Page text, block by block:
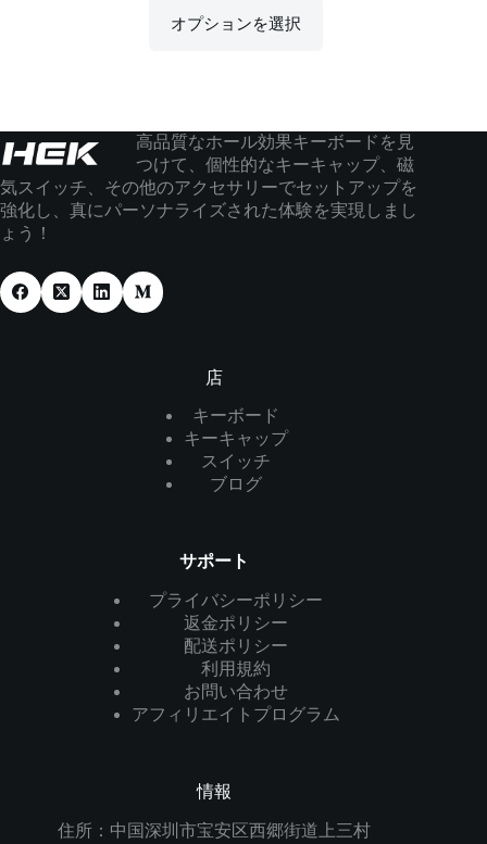
オプションを選択
高品質なホール効果キーボードを見
つけて、個性的なキーキャップ、磁
気スイッチ、その他のアクセサリーでセットアップを
強化し、真にパーソナライズされた体験を実現しまし
ょう！
店
キーボード
キーキャップ
スイッチ
ブログ
サポート
プライバシーポリシー
返金ポリシー
配送ポリシー
利用規約
お問い合わせ
アフィリエイトプログラム
情報
住所：中国深圳市宝安区西郷街道上三村